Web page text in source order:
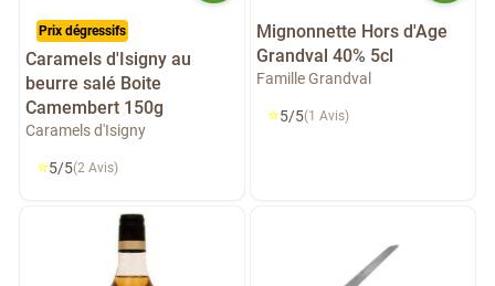
Prix dégressifs
Caramels d'Isigny au
beurre salé Boite
Camembert 150g
Caramels d'Isigny
⭐5/5(2 Avis)
Mignonnette Hors d'Age
Grandval 40% 5cl
Famille Grandval
⭐5/5(1 Avis)